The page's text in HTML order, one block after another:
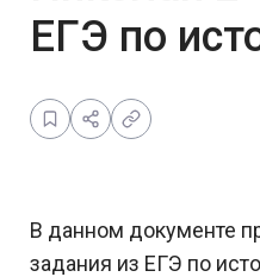
ЕГЭ по
В данном документе
задания из ЕГЭ по